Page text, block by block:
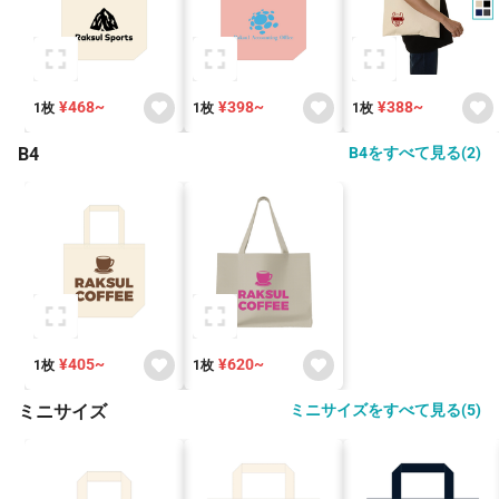
1枚 ¥468~ 1枚 ¥398~ 1枚 ¥388~
B4 B4をすべて見る(2)
1枚 ¥405~ 1枚 ¥620~
ミニサイズ ミニサイズをすべて見る(5)